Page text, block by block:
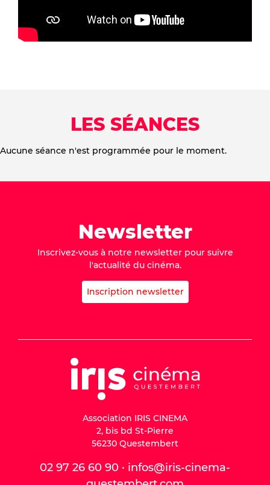
LES SÉANCES
Aucune séance n'est programmée pour le moment.
Newsletter
Inscrivez-vous à notre newsletter pour suivre
l'actualité du cinéma.
Inscription newsletter
Association IRIS CINEMA
2, bis bd St-Pierre
56230 Questembert
02 97 26 60 90 · infos@iris-cinema-